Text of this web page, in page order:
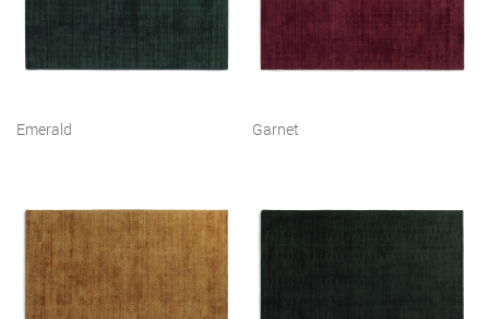
Emerald Garnet